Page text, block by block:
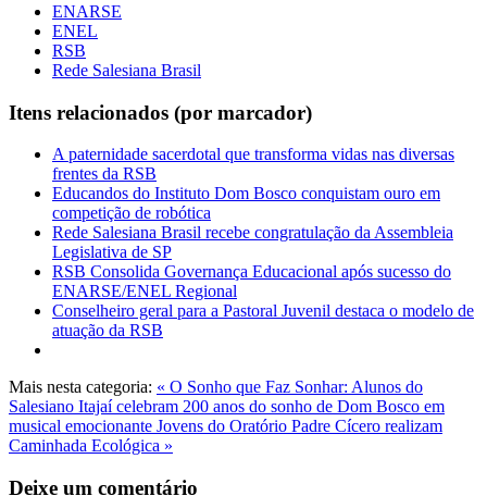
ENARSE
ENEL
RSB
Rede Salesiana Brasil
Itens relacionados (por marcador)
A paternidade sacerdotal que transforma vidas nas diversas
frentes da RSB
Educandos do Instituto Dom Bosco conquistam ouro em
competição de robótica
Rede Salesiana Brasil recebe congratulação da Assembleia
Legislativa de SP
RSB Consolida Governança Educacional após sucesso do
ENARSE/ENEL Regional
Conselheiro geral para a Pastoral Juvenil destaca o modelo de
atuação da RSB
Mais nesta categoria: « O Sonho que Faz Sonhar: Alunos do
Salesiano Itajaí celebram 200 anos do sonho de Dom Bosco em
musical emocionante Jovens do Oratório Padre Cícero realizam
Caminhada Ecológica »
Deixe um comentário